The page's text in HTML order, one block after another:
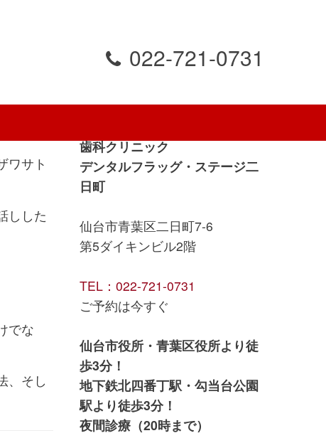
022-721-0731
ワサト
しした
でな
、そし
歯科クリニック
デンタルフラッグ・ステージ二
日町
仙台市青葉区二日町7-6
第5ダイキンビル2階
TEL：022-721-0731
ご予約は今すぐ
仙台市役所・青葉区役所より徒
歩3分！
地下鉄北四番丁駅・勾当台公園
駅より徒歩3分！
夜間診療（20時まで）